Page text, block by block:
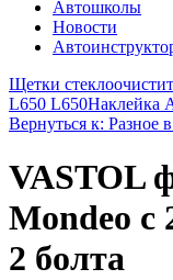
Автошколы
Новости
Щетки
L650 L650Наклейка
Вернуться к: Разное
VASTOL
Mondeo с
2 болта